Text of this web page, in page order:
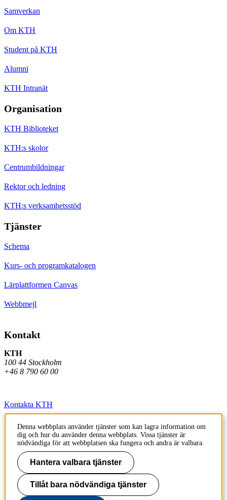
Samverkan
Om KTH
Student på KTH
Alumni
KTH Intranät
Organisation
KTH Biblioteket
KTH:s skolor
Centrumbildningar
Rektor och ledning
KTH:s verksamhetsstöd
Tjänster
Schema
Kurs- och programkatalogen
Lärplattformen Canvas
Webbmejl
Kontakt
KTH
100 44 Stockholm
+46 8 790 60 00
Kontakta KTH
Jobba på KTH
Press och media
Faktura och betalning KTH
Om KTH:s webbplatser
Denna webbplats använder tjänster som kan lagra information om
dig och hur du använder denna webbplats. Vissa tjänster är
nödvändiga för att webbplatsen ska fungera och andra är valbara.
Hantera valbara tjänster
Tillåt bara nödvändiga tjänster